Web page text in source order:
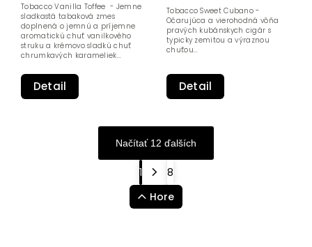
Detail
Tobacco Vanilla Toffee - Jemne
sladkastá tabaková zmes
doplnená o jemnú a príjemne
aromatickú chuť vanilkového
struku a krémovo sladkú chuť
chrumkavých karameliek...
Detail
Tobacco Sweet Cubano -
Očarujúca a vierohodná vôňa
pravých kubánskych cigár s
typicky zemitou a výraznou
chuťou...
Načítať 12 ďalších
1
8
Hore